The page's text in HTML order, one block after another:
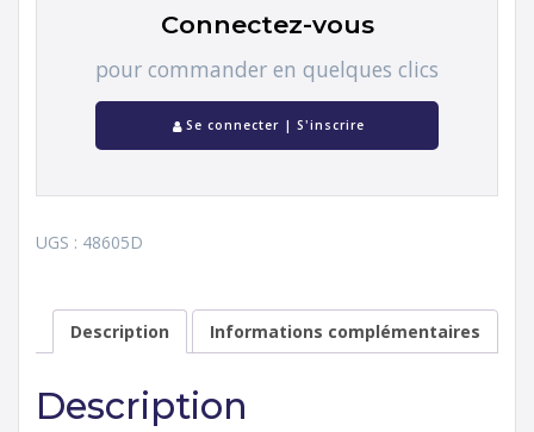
Connectez-vous
pour commander en quelques clics
Se connecter | S'inscrire
UGS : 48605D
Description Informations complémentaires
Description